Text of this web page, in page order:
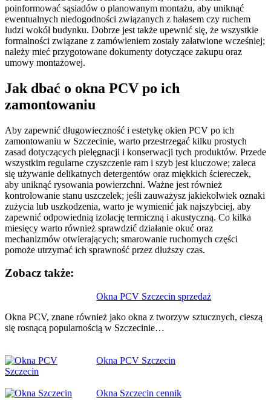
poinformować sąsiadów o planowanym montażu, aby uniknąć
ewentualnych niedogodności związanych z hałasem czy ruchem
ludzi wokół budynku. Dobrze jest także upewnić się, że wszystkie
formalności związane z zamówieniem zostały załatwione wcześniej;
należy mieć przygotowane dokumenty dotyczące zakupu oraz
umowy montażowej.
Jak dbać o okna PCV po ich
zamontowaniu
Aby zapewnić długowieczność i estetykę okien PCV po ich
zamontowaniu w Szczecinie, warto przestrzegać kilku prostych
zasad dotyczących pielęgnacji i konserwacji tych produktów. Przede
wszystkim regularne czyszczenie ram i szyb jest kluczowe; zaleca
się używanie delikatnych detergentów oraz miękkich ściereczek,
aby uniknąć rysowania powierzchni. Ważne jest również
kontrolowanie stanu uszczelek; jeśli zauważysz jakiekolwiek oznaki
zużycia lub uszkodzenia, warto je wymienić jak najszybciej, aby
zapewnić odpowiednią izolację termiczną i akustyczną. Co kilka
miesięcy warto również sprawdzić działanie okuć oraz
mechanizmów otwierających; smarowanie ruchomych części
pomoże utrzymać ich sprawność przez dłuższy czas.
Zobacz także:
Okna PCV Szczecin sprzedaż
Okna PCV, znane również jako okna z tworzyw sztucznych, cieszą
się rosnącą popularnością w Szczecinie…
Okna PCV Szczecin
Okna Szczecin cennik
wpisu